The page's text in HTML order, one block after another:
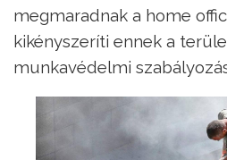
megmaradnak a home
kikényszeríti ennek a
munkavédelmi